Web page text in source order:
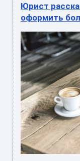
Юрист
оформить